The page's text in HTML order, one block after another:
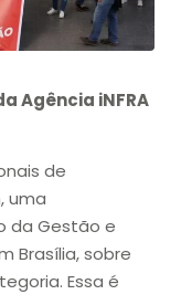
Agência iNFRA
de
uma
da Gestão e
Brasília, sobre
Essa é